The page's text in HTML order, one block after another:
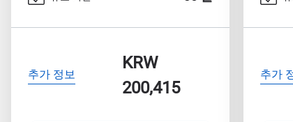
추가 정보
KRW
200,415
추가